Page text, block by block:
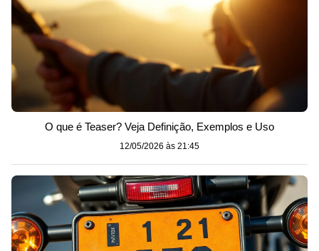
O que é Teaser? Veja Definição, Exemplos e Uso
12/05/2026 às 21:45